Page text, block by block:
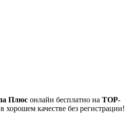
Плюс онлайн бесплатно на TOP-
хорошем качестве без регистрации!